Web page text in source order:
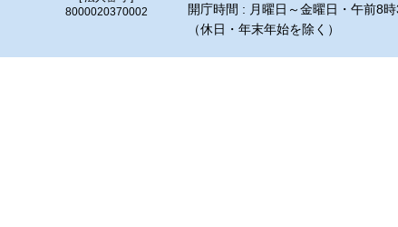
8000020370002
開庁時間 : 月曜日～金曜日・午前8
（休日・年末年始を除く）